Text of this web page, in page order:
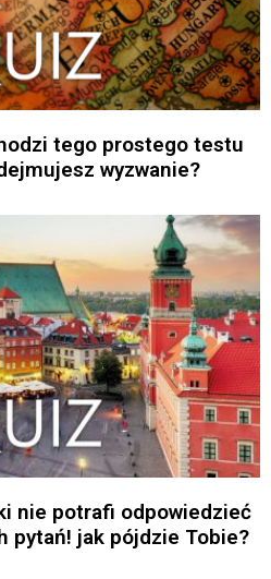
tego prostego testu
wyzwanie?
nie potrafi odpowiedzieć
pytań! jak pójdzie Tobie?